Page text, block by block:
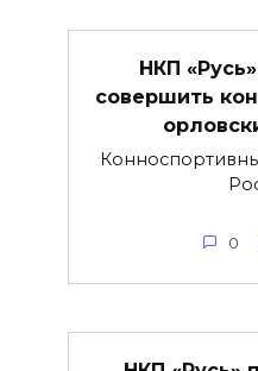
НКП
совершить
0